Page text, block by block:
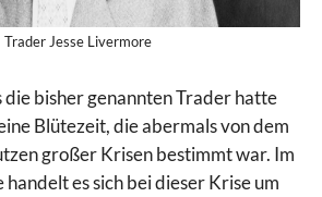
Trader Jesse Livermore
bisher genannten Trader hatte
Blütezeit, die abermals von dem
großer Krisen bestimmt war. Im
es sich bei dieser Krise um